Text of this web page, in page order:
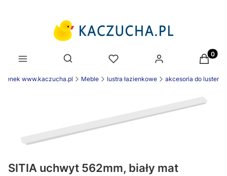
Otwórz wyszukiwarkę
www.kaczucha.pl Meble lustra łazienkowe akcesoria do luster
SITIA uchwyt 562mm, biały mat